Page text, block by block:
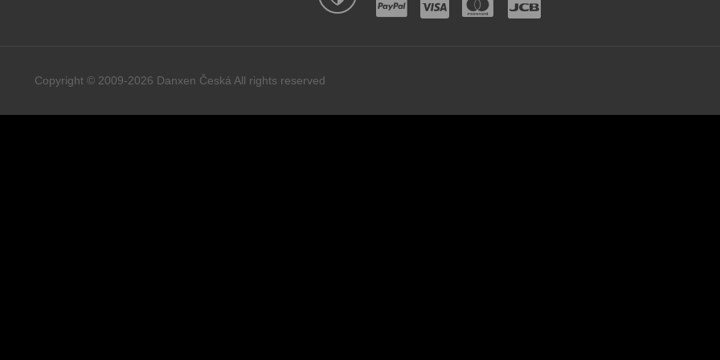
Copyright © 2009-2026 Danxen Česká All rights reserved